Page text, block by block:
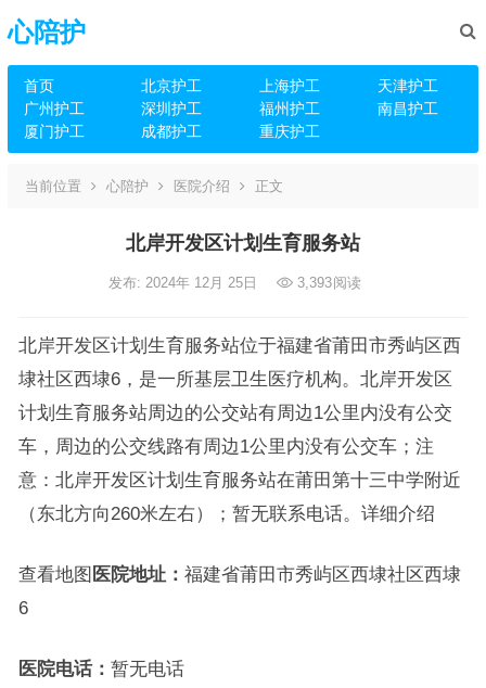
心陪护
首页 北京护工 上海护工
天津护工
广州护工
深圳护工 福州护工
南昌护工
厦门护工
成都护工 重庆护工
当前位置 心陪护 医院介绍 正文
北岸开发区计划生育服务站
发布: 2024年 12月 25日 3,393阅读
北岸开发区计划生育服务站位于福建省莆田市秀屿区西
埭社区西埭6，是一所基层卫生医疗机构。北岸开发区
计划生育服务站周边的公交站有周边1公里内没有公交
车，周边的公交线路有周边1公里内没有公交车；注
意：北岸开发区计划生育服务站在莆田第十三中学附近
（东北方向260米左右）；暂无联系电话。详细介绍
查看地图 医院地址： 福建省莆田市秀屿区西埭社区西埭
6
医院电话： 暂无电话